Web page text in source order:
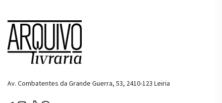
Av. Combatentes da Grande Guerra, 53, 2410-123 Leiria